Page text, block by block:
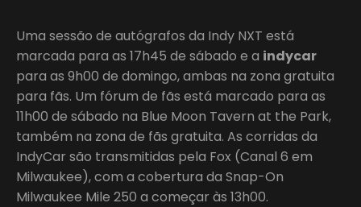
Uma sessão de autógrafos da Indy NXT está
marcada para as 17h45 de sábado e a indycar
para as 9h00 de domingo, ambas na zona gratuita
para fãs. Um fórum de fãs está marcado para as
11h00 de sábado na Blue Moon Tavern at the Park,
também na zona de fãs gratuita. As corridas da
IndyCar são transmitidas pela Fox (Canal 6 em
Milwaukee), com a cobertura da Snap-On
Milwaukee Mile 250 a começar às 13h00.